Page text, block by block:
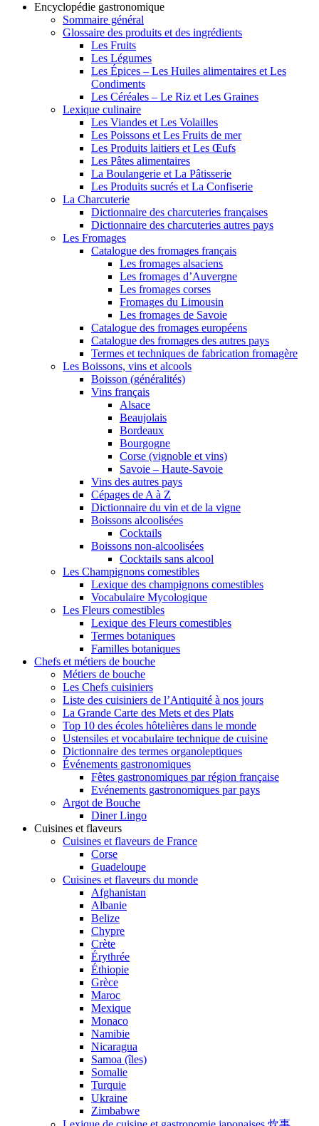
Encyclopédie gastronomique
Sommaire général
Glossaire des produits et des ingrédients
Les Fruits
Les Légumes
Les Épices – Les Huiles alimentaires et Les
Condiments
Les Céréales – Le Riz et Les Graines
Lexique culinaire
Les Viandes et Les Volailles
Les Poissons et Les Fruits de mer
Les Produits laitiers et Les Œufs
Les Pâtes alimentaires
La Boulangerie et La Pâtisserie
Les Produits sucrés et La Confiserie
La Charcuterie
Dictionnaire des charcuteries françaises
Dictionnaire des charcuteries autres pays
Les Fromages
Catalogue des fromages français
Les fromages alsaciens
Les fromages d’Auvergne
Les fromages corses
Fromages du Limousin
Les fromages de Savoie
Catalogue des fromages européens
Catalogue des fromages des autres pays
Termes et techniques de fabrication fromagère
Les Boissons, vins et alcools
Boisson (généralités)
Vins français
Alsace
Beaujolais
Bordeaux
Bourgogne
Corse (vignoble et vins)
Savoie – Haute-Savoie
Vins des autres pays
Cépages de A à Z
Dictionnaire du vin et de la vigne
Boissons alcoolisées
Cocktails
Boissons non-alcoolisées
Cocktails sans alcool
Les Champignons comestibles
Lexique des champignons comestibles
Vocabulaire Mycologique
Les Fleurs comestibles
Lexique des Fleurs comestibles
Termes botaniques
Familles botaniques
Chefs et métiers de bouche
Métiers de bouche
Les Chefs cuisiniers
Liste des cuisiniers de l’Antiquité à nos jours
La Grande Carte des Mets et des Plats
Top 10 des écoles hôtelières dans le monde
Ustensiles et vocabulaire technique de cuisine
Dictionnaire des termes organoleptiques
Événements gastronomiques
Fêtes gastronomiques par région française
Evénements gastronomiques par pays
Argot de Bouche
Diner Lingo
Cuisines et flaveurs
Cuisines et flaveurs de France
Corse
Guadeloupe
Cuisines et flaveurs du monde
Afghanistan
Albanie
Belize
Chypre
Crète
Érythrée
Éthiopie
Grèce
Maroc
Mexique
Monaco
Namibie
Nicaragua
Samoa (îles)
Somalie
Turquie
Ukraine
Zimbabwe